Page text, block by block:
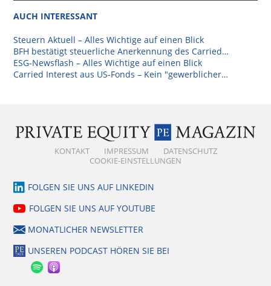
AUCH INTERESSANT
Steuern Aktuell – Alles Wichtige auf einen Blick
BFH bestätigt steuerliche Anerkennung des Carried…
ESG-Newsflash – Alles Wichtige auf einen Blick
Carried Interest aus US-Fonds – Kein "gewerblicher…
KONTAKT IMPRESSUM
DATENSCHUTZ
COOKIE-EINSTELLUNGEN
FOLGEN SIE UNS AUF LINKEDIN
FOLGEN SIE UNS AUF YOUTUBE
MONATLICHER NEWSLETTER
UNSEREN PODCAST HÖREN SIE BEI